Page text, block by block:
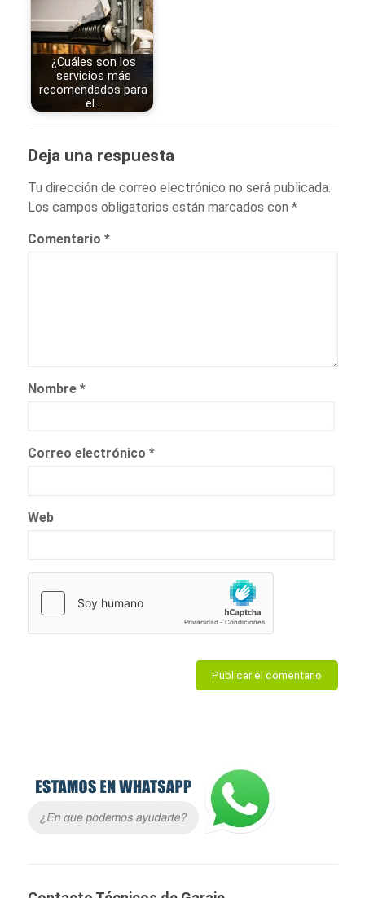
¿Cuáles son los
servicios más
recomendados para
el…
Deja una respuesta
Tu dirección de correo electrónico no será publicada.
Los campos obligatorios están marcados con *
Comentario *
Nombre *
Correo electrónico *
Web